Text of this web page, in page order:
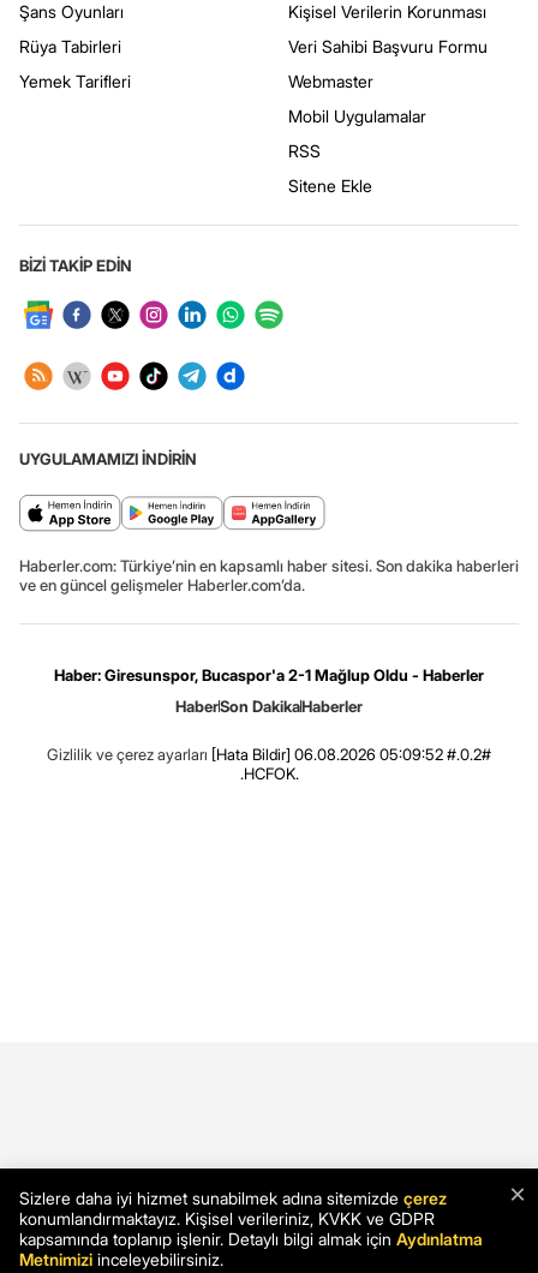
Şans Oyunları
Rüya Tabirleri
Yemek Tarifleri
Kişisel Verilerin Korunması
Veri Sahibi Başvuru Formu
Webmaster
Mobil Uygulamalar
RSS
Sitene Ekle
BİZİ TAKİP EDİN
UYGULAMAMIZI İNDİRİN
Haberler.com: Türkiye’nin en kapsamlı haber sitesi. Son dakika haberleri
ve en güncel gelişmeler Haberler.com’da.
Haber: Giresunspor, Bucaspor'a 2-1 Mağlup Oldu - Haberler
HaberSon DakikaHaberler
Gizlilik ve çerez ayarları [Hata Bildir] 06.08.2026 05:09:52 #.0.2#
.HCFOK.
×
Sizlere daha iyi hizmet sunabilmek adına sitemizde çerez
konumlandırmaktayız. Kişisel verileriniz, KVKK ve GDPR
kapsamında toplanıp işlenir. Detaylı bilgi almak için Aydınlatma
Metnimizi inceleyebilirsiniz.